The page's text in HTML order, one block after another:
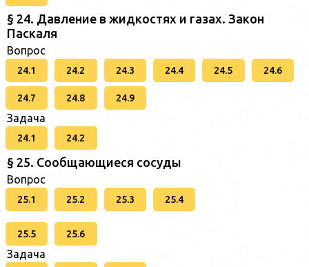
§ 24. Давление в жидкостях и газах. Закон
Паскаля
Вопрос
24.1 24.2 24.3 24.4 24.5 24.6
24.7 24.8 24.9
Задача
24.1 24.2
§ 25. Сообщающиеся сосуды
Вопрос
25.1 25.2 25.3 25.4
25.5 25.6
Задача